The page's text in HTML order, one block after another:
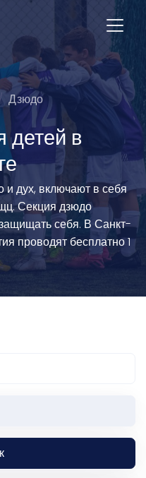
Дзюдо
детей в
и дух, включают в себя
Секция дзюдо
себя. В Санкт-
проводят бесплатно 1